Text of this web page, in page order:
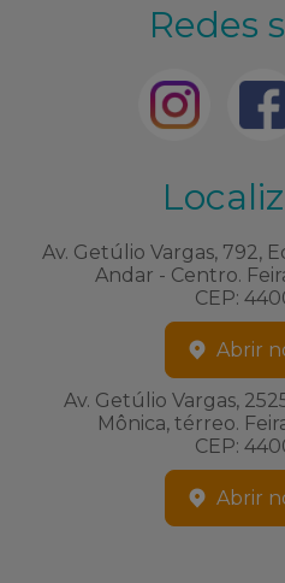
Redes
Av. Getúlio Vargas, 792,
Andar - Centro.
CEP:
Abrir
Av. Getúlio Vargas,
Mônica, térreo.
CEP:
Abrir